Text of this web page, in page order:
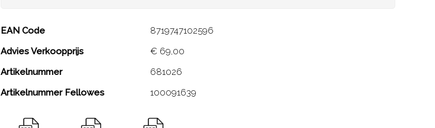
Desk Up® 2.0 - 2x 230V, 2x USB-A, 1x
keystone
EAN Code
8719747102596
Advies Verkoopprijs
€ 69,00
Artikelnummer
681026
Artikelnummer Fellowes
100091639